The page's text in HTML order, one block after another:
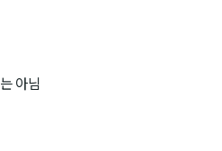
아님